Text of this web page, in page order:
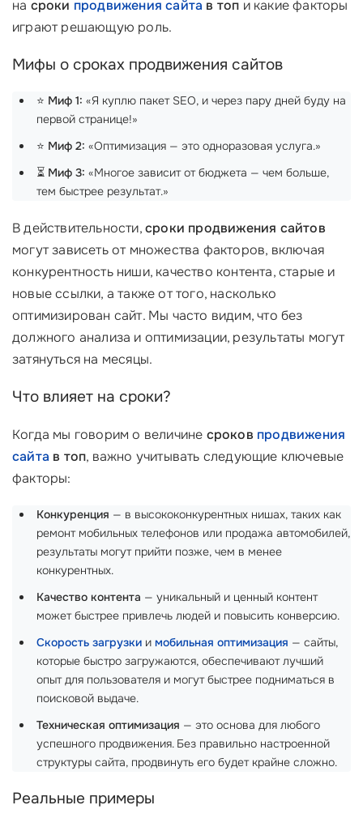
на сроки продвижения сайта в топ и какие факторы
играют решающую роль.
Мифы о сроках продвижения сайтов
⭐ Миф 1: «Я куплю пакет SEO, и через пару дней буду на
первой странице!»
⭐ Миф 2: «Оптимизация — это одноразовая услуга.»
⏳ Миф 3: «Многое зависит от бюджета — чем больше,
тем быстрее результат.»
В действительности,сроки продвижения сайтов
могут зависеть от множества факторов, включая
конкурентность ниши, качество контента, старые и
новые ссылки, а также от того, насколько
оптимизирован сайт. Мы часто видим, что без
должного анализа и оптимизации, результаты могут
затянуться на месяцы.
Что влияет на сроки?
Когда мы говорим о величине сроков продвижения
сайта в топ, важно учитывать следующие ключевые
факторы:
Конкуренция — в высококонкурентных нишах, таких как
ремонт мобильных телефонов или продажа автомобилей,
результаты могут прийти позже, чем в менее
конкурентных.
Качество контента — уникальный и ценный контент
может быстрее привлечь людей и повысить конверсию.
Скорость загрузки и мобильная оптимизация — сайты,
которые быстро загружаются, обеспечивают лучший
опыт для пользователя и могут быстрее подниматься в
поисковой выдаче.
Техническая оптимизация — это основа для любого
успешного продвижения. Без правильно настроенной
структуры сайта, продвинуть его будет крайне сложно.
Реальные примеры